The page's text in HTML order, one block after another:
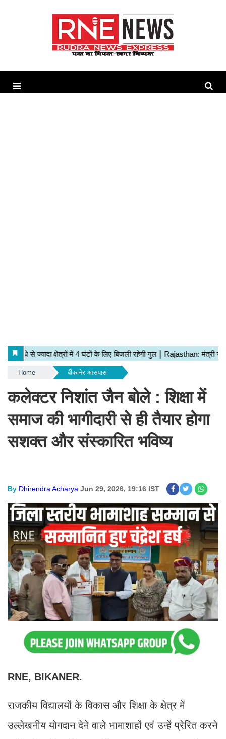
Home बीकानेर आसपास
कलेक्टर निशांत जैन बोले : शिक्षा में
समाज की भागीदारी से ही तैयार होगा
सशक्त और संस्कारित भविष्य
By Dhirendra Acharya Jun 29, 2026, 19:16 IST
RNE, BIKANER.
राजकीय विद्यालयों के विकास और शिक्षा के क्षेत्र में
उल्लेखनीय योगदान देने वाले भामाशाहों एवं उन्हें प्रेरित करने